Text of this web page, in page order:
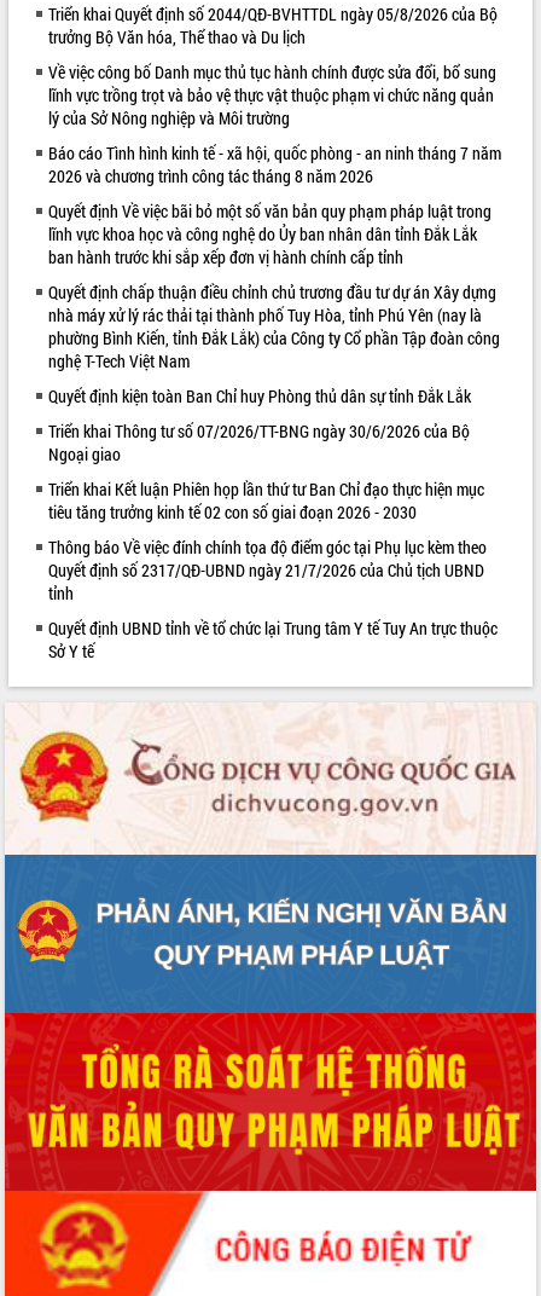
VIDEO
Không có file video nào để phát.
ALBUM ẢNH
LIÊN KẾT WEB
Triển khai Quyết định số 2044/QĐ-BVHTTDL ngày 05/8/2026 của Bộ
trưởng Bộ Văn hóa, Thể thao và Du lịch
Về việc công bố Danh mục thủ tục hành chính được sửa đổi, bổ sung
lĩnh vực trồng trọt và bảo vệ thực vật thuộc phạm vi chức năng quản
lý của Sở Nông nghiệp và Môi trường
Báo cáo Tình hình kinh tế - xã hội, quốc phòng - an ninh tháng 7 năm
2026 và chương trình công tác tháng 8 năm 2026
Quyết định Về việc bãi bỏ một số văn bản quy phạm pháp luật trong
lĩnh vực khoa học và công nghệ do Ủy ban nhân dân tỉnh Đắk Lắk
ban hành trước khi sắp xếp đơn vị hành chính cấp tỉnh
Quyết định chấp thuận điều chỉnh chủ trương đầu tư dự án Xây dựng
nhà máy xử lý rác thải tại thành phố Tuy Hòa, tỉnh Phú Yên (nay là
phường Bình Kiến, tỉnh Đắk Lắk) của Công ty Cổ phần Tập đoàn công
nghệ T-Tech Việt Nam
Quyết định kiện toàn Ban Chỉ huy Phòng thủ dân sự tỉnh Đắk Lắk
Triển khai Thông tư số 07/2026/TT-BNG ngày 30/6/2026 của Bộ
Ngoại giao
Triển khai Kết luận Phiên họp lần thứ tư Ban Chỉ đạo thực hiện mục
tiêu tăng trưởng kinh tế 02 con số giai đoạn 2026 - 2030
Thông báo Về việc đính chính tọa độ điểm góc tại Phụ lục kèm theo
Quyết định số 2317/QĐ-UBND ngày 21/7/2026 của Chủ tịch UBND
tỉnh
Quyết định UBND tỉnh về tổ chức lại Trung tâm Y tế Tuy An trực thuộc
Sở Y tế